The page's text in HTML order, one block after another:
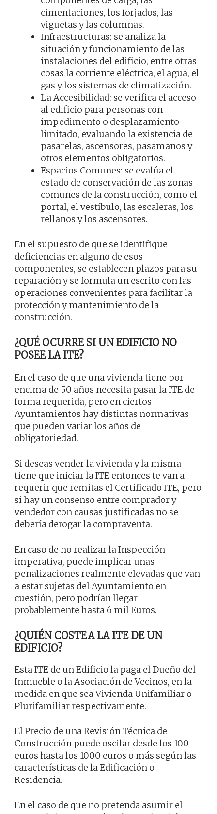
cimentaciones, los forjados, las
viguetas y las columnas.
Infraestructuras: se analiza la
situación y funcionamiento de las
instalaciones del edificio, entre otras
cosas la corriente eléctrica, el agua, el
gas y los sistemas de climatización.
La Accesibilidad: se verifica el acceso
al edificio para personas con
impedimento o desplazamiento
limitado, evaluando la existencia de
pasarelas, ascensores, pasamanos y
otros elementos obligatorios.
Espacios Comunes: se evalúa el
estado de conservación de las zonas
comunes de la construcción, como el
portal, el vestíbulo, las escaleras, los
rellanos y los ascensores.
En el supuesto de que se identifique
deficiencias en alguno de esos
componentes, se establecen plazos para su
reparación y se formula un escrito con las
operaciones convenientes para facilitar la
protección y mantenimiento de la
construcción.
¿QUÉ OCURRE SI UN EDIFICIO NO
POSEE LA ITE?
En el caso de que una vivienda tiene por
encima de 50 años necesita pasar la ITE de
forma requerida, pero en ciertos
Ayuntamientos hay distintas normativas
que pueden variar los años de
obligatoriedad.
Si deseas vender la vivienda y la misma
tiene que iniciar la ITE entonces te van a
requerir que remitas el Certificado ITE, pero
si hay un consenso entre comprador y
vendedor con causas justificadas no se
debería derogar la compraventa.
En caso de no realizar la Inspección
imperativa, puede implicar unas
penalizaciones realmente elevadas que van
a estar sujetas del Ayuntamiento en
cuestión, pero podrían llegar
probablemente hasta 6 mil Euros.
¿QUIÉN COSTEA LA ITE DE UN
EDIFICIO?
Esta ITE de un Edificio la paga el Dueño del
Inmueble o la Asociación de Vecinos, en la
medida en que sea Vivienda Unifamiliar o
Plurifamiliar respectivamente.
El Precio de una Revisión Técnica de
Construcción puede oscilar desde los 100
euros hasta los 1000 euros o más según las
características de la Edificación o
Residencia.
En el caso de que no pretenda asumir el